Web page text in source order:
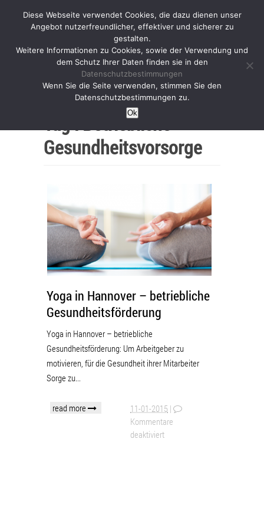
Home
Betriebliche
Gesundheitsvorsorge
Yoga in Hannover – betriebliche
Gesundheitsförderung
Yoga in Hannover – betriebliche
Gesundheitsförderung: Um Arbeitgeber zu
motivieren, für die Gesundheit ihrer Mitarbeiter
Sorge zu...
read more 11-01-2015 |
Kommentare
deaktiviert
Diese Webseite verwendet Cookies, die dazu dienen unser
Angebot nutzerfreundlicher, effektiver und sicherer zu
gestalten.
Weitere Informationen zu Cookies, sowie der Verwendung und
dem Schutz Ihrer Daten finden sie in den
Datenschutzbestimmungen
Wenn Sie die Seite verwenden, stimmen Sie den
Datenschutzbestimmungen zu.
Ok